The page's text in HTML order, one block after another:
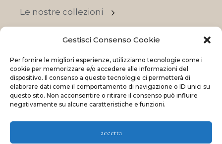
Gestisci Consenso Cookie
Per fornire le migliori esperienze, utilizziamo tecnologie come i
cookie per memorizzare e/o accedere alle informazioni del
dispositivo. Il consenso a queste tecnologie ci permetterà di
elaborare dati come il comportamento di navigazione o ID unici su
questo sito. Non acconsentire o ritirare il consenso può influire
negativamente su alcune caratteristiche e funzioni.
accetta
Le nostre collezioni
OFFERTE
© 2023 La Maison Des Reves | All rights reserved
and by